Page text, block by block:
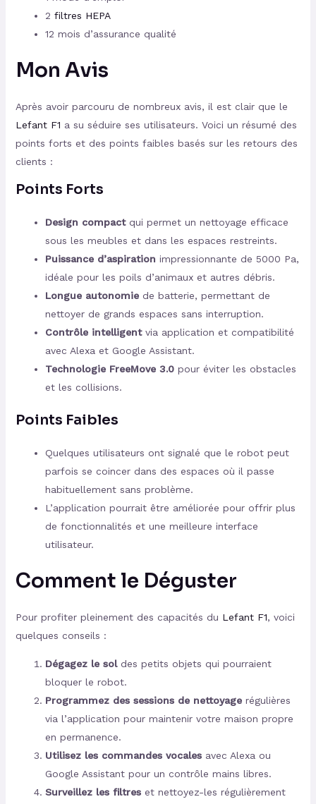
2 filtres HEPA
12 mois d’assurance qualité
Mon Avis
Après avoir parcouru de nombreux avis, il est clair que le
Lefant F1 a su séduire ses utilisateurs. Voici un résumé des
points forts et des points faibles basés sur les retours des
clients :
Points Forts
Design compactqui permet un nettoyage efficace
sous les meubles et dans les espaces restreints.
Puissance d’aspiration impressionnante de 5000 Pa,
idéale pour les poils d’animaux et autres débris.
Longue autonomiede batterie, permettant de
nettoyer de grands espaces sans interruption.
Contrôle intelligentvia application et compatibilité
avec Alexa et Google Assistant.
Technologie FreeMove 3.0pour éviter les obstacles
et les collisions.
Points Faibles
Quelques utilisateurs ont signalé que le robot peut
parfois se coincer dans des espaces où il passe
habituellement sans problème.
L’application pourrait être améliorée pour offrir plus
de fonctionnalités et une meilleure interface
utilisateur.
Comment le Déguster
Pour profiter pleinement des capacités du Lefant F1, voici
quelques conseils :
Dégagez le soldes petits objets qui pourraient
bloquer le robot.
Programmez des sessions de nettoyagerégulières
via l’application pour maintenir votre maison propre
en permanence.
Utilisez les commandes vocalesavec Alexa ou
Google Assistant pour un contrôle mains libres.
Surveillez les filtreset nettoyez-les régulièrement